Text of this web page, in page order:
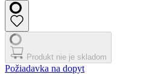
Produkt nie je skladom
Požiadavka na dopyt